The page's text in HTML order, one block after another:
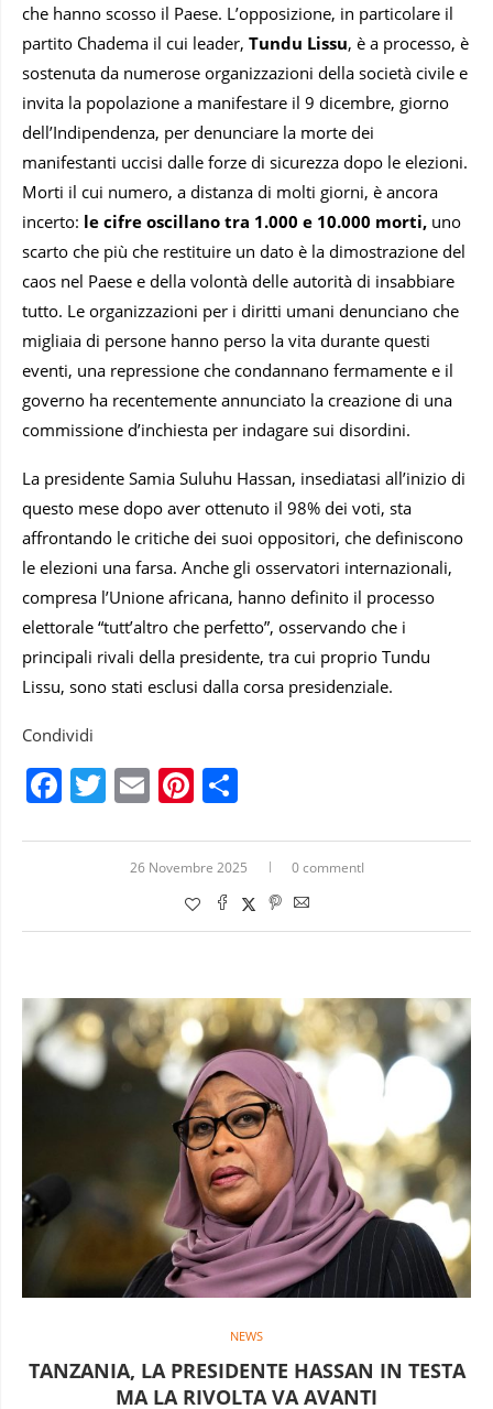
che hanno scosso il Paese. L’opposizione, in particolare il
partito Chadema il cui leader, Tundu Lissu, è a processo, è
sostenuta da numerose organizzazioni della società civile e
invita la popolazione a manifestare il 9 dicembre, giorno
dell’Indipendenza, per denunciare la morte dei
manifestanti uccisi dalle forze di sicurezza dopo le elezioni.
Morti il cui numero, a distanza di molti giorni, è ancora
incerto: le cifre oscillano tra 1.000 e 10.000 morti, uno
scarto che più che restituire un dato è la dimostrazione del
caos nel Paese e della volontà delle autorità di insabbiare
tutto. Le organizzazioni per i diritti umani denunciano che
migliaia di persone hanno perso la vita durante questi
eventi, una repressione che condannano fermamente e il
governo ha recentemente annunciato la creazione di una
commissione d’inchiesta per indagare sui disordini.
La presidente Samia Suluhu Hassan, insediatasi all’inizio di
questo mese dopo aver ottenuto il 98% dei voti, sta
affrontando le critiche dei suoi oppositori, che definiscono
le elezioni una farsa. Anche gli osservatori internazionali,
compresa l’Unione africana, hanno definito il processo
elettorale “tutt’altro che perfetto”, osservando che i
principali rivali della presidente, tra cui proprio Tundu
Lissu, sono stati esclusi dalla corsa presidenziale.
Condividi
Facebook
Twitter
EmailPinterest
26 Novembre 2025 0 commentI
NEWS
TANZANIA, LA PRESIDENTE HASSAN IN TESTA
MA LA RIVOLTA VA AVANTI